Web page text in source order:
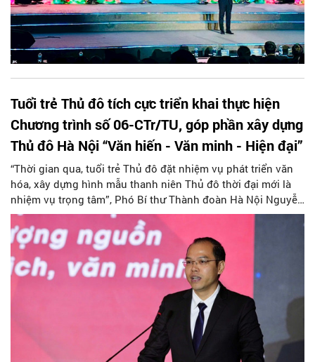
Tuổi trẻ Thủ đô tích cực triển khai thực hiện
Chương trình số 06-CTr/TU, góp phần xây dựng
Thủ đô Hà Nội “Văn hiến - Văn minh - Hiện đại”
“Thời gian qua, tuổi trẻ Thủ đô đặt nhiệm vụ phát triển văn
hóa, xây dựng hình mẫu thanh niên Thủ đô thời đại mới là
nhiệm vụ trọng tâm”, Phó Bí thư Thành đoàn Hà Nội Nguyễn
Tiến Hưng chia sẻ trong bài tham luận tại Hội nghị tổng kết
đánh giá kết quả thực hiện Chương trình số 06-CTr/TU ngày
17/3/2021 của Thành ủy Hà Nội về “Phát triển văn hóa, nâng
cao chất lượng nguồn nhân lực, xây dựng người Hà Nội
thanh lịch, văn minh giai đoạn 2021 - 2025” (Chương trình số